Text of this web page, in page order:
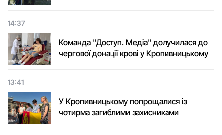
14:37
Команда "Доступ. Медіа" долучилася до
чергової донації крові у Кропивницькому
13:41
У Кропивницькому попрощалися із
чотирма загиблими захисниками